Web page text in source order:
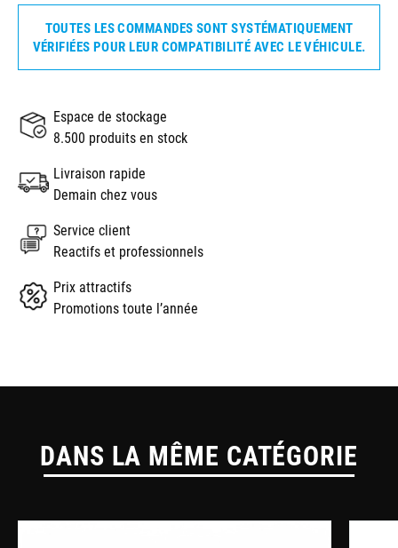
TOUTES LES COMMANDES SONT SYSTÉMATIQUEMENT
VÉRIFIÉES POUR LEUR COMPATIBILITÉ AVEC LE VÉHICULE.
Espace de stockage
8.500 produits en stock
Livraison rapide
Demain chez vous
Service client
Reactifs et professionnels
Prix attractifs
Promotions toute l’année
DANS LA MÊME CATÉGORIE